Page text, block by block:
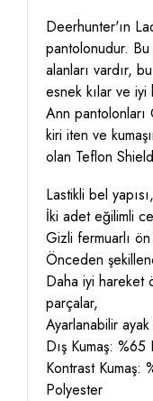
Deerhunter'ın
pantolonudur.
alanları vardır,
esnek kılar ve
Ann pantolonları
kiri iten ve
olan Teflon
Lastikli bel yapısı,
İki adet eğilimli
Gizli fermuarlı
Önceden
Daha iyi hareket
parçalar,
Ayarlanabilir
Dış Kumaş:
Kontrast Kumaş:
Polyester